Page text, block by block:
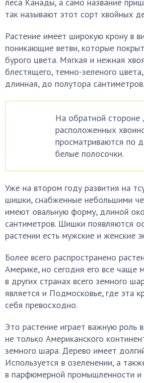
так называют этот сорт хвойных
Растение имеет широкую крону в
поникающие ветви, которые
бурого цвета. Мягкая и нежная
блестящего, темно-зеленого
длинная, до полутора сантиметров.
На обратной стороне
расположенных
просматриваются по
белые полосочки.
Уже на втором году развития на
шишки, снабженные небольшими
имеют овальную форму, длиной
сантиметров. Шишки появляются
растении есть мужские и женские
Более всего распространено
Америке, но сегодня его все чаще
в других странах всего земного
является и Подмосковье, где эта
себя превосходно.
Это растение играет важную роль
не только Американского
земного шара. Дерево имеет
Используется в озеленении, а
в парфюмерной промышленности и